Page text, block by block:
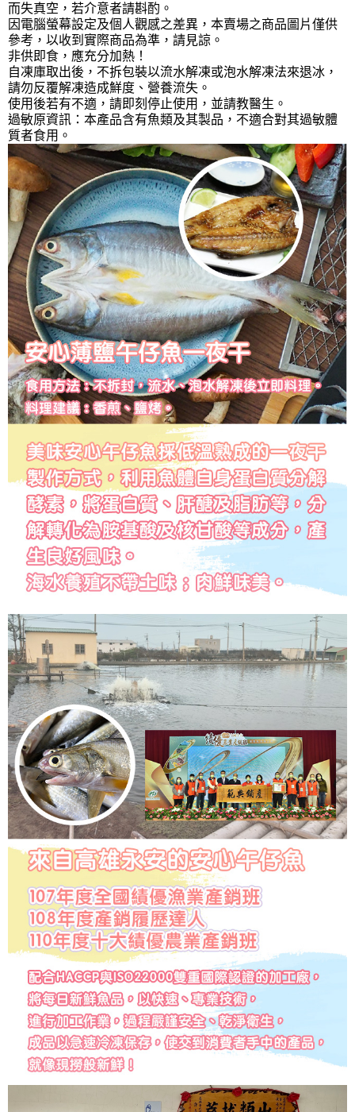
而失真空，若介意者請斟酌。
因電腦螢幕設定及個人觀感之差異，本賣場之商品圖片僅供
參考，以收到實際商品為準，請見諒。
非供即食，應充分加熱！
自凍庫取出後，不拆包裝以流水解凍或泡水解凍法來退冰，
請勿反覆解凍造成鮮度、營養流失。
使用後若有不適，請即刻停止使用，並請教醫生。
過敏原資訊：本產品含有魚類及其製品，不適合對其過敏體
質者食用。